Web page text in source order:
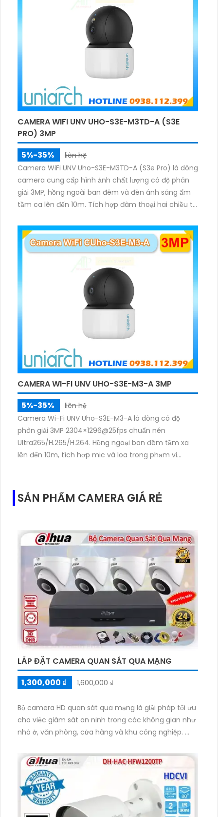
CAMERA WIFI UNV UHO-S3E-M3TD-A (S3E
PRO) 3MP
5%-35%
liên hệ
Camera WiFi UNV Uho-S3E-M3TD-A (S3e Pro) là dòng
camera cung cấp hình ảnh chất lượng có độ phân
giải 3MP, hồng ngoài ban đêm và đèn ánh sáng ấm
tầm ca lên đến 10m. Tích hợp đàm thoại hai chiều to
CAMERA WI-FI UNV UHO-S3E-M3-A 3MP
5%-35%
liên hệ
Camera Wi-Fi UNV Uho-S3E-M3-A là dòng có độ
phân giải 3MP 2304×1296@25fps chuẩn nén
Ultra265/H.265/H.264. Hồng ngoại ban đêm tầm xa
lên đến 10m, tích hợp mic và loa trong phạm vi
SẢN PHẨM CAMERA GIÁ RẺ
LẮP ĐẶT CAMERA QUAN SÁT QUA MẠNG
1,300,000 ₫
1,600,000 ₫
Bộ camera HD quan sát qua mạng là giải pháp tối ưu
cho việc giám sát an ninh trong các không gian như
nhà ở, văn phòng, cửa hàng và khu công nghiệp.
camera này mang lại hình ảnh chất lượng cao, rõ
nét và chi tiết. Với giá rẻ nhưng không đánh đổi chất
lượng, bộ camera HD quan sát qua mạng tiết kiệm
chi phí đáng kể cho người dùng.
Bộ camera này cũng tương thích với nhiều dịch vụ